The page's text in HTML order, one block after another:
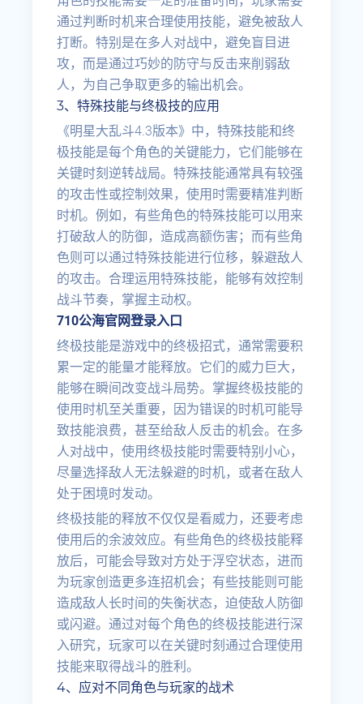
通过判断时机来合理使用技能，避免被敌人
打断。特别是在多人对战中，避免盲目进
攻，而是通过巧妙的防守与反击来削弱敌
人，为自己争取更多的输出机会。
3、特殊技能与终极技的应用
《明星大乱斗4.3版本》中，特殊技能和终
极技能是每个角色的关键能力，它们能够在
关键时刻逆转战局。特殊技能通常具有较强
的攻击性或控制效果，使用时需要精准判断
时机。例如，有些角色的特殊技能可以用来
打破敌人的防御，造成高额伤害；而有些角
色则可以通过特殊技能进行位移，躲避敌人
的攻击。合理运用特殊技能，能够有效控制
战斗节奏，掌握主动权。
710公海官网登录入口
终极技能是游戏中的终极招式，通常需要积
累一定的能量才能释放。它们的威力巨大，
能够在瞬间改变战斗局势。掌握终极技能的
使用时机至关重要，因为错误的时机可能导
致技能浪费，甚至给敌人反击的机会。在多
人对战中，使用终极技能时需要特别小心，
尽量选择敌人无法躲避的时机，或者在敌人
处于困境时发动。
终极技能的释放不仅仅是看威力，还要考虑
使用后的余波效应。有些角色的终极技能释
放后，可能会导致对方处于浮空状态，进而
为玩家创造更多连招机会；有些技能则可能
造成敌人长时间的失衡状态，迫使敌人防御
或闪避。通过对每个角色的终极技能进行深
入研究，玩家可以在关键时刻通过合理使用
技能来取得战斗的胜利。
4、应对不同角色与玩家的战术